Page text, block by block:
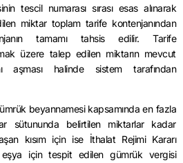
tescil numarası sırası esas alınarak
miktar toplam tarife kontenjanından
tamamı tahsis edilir. Tarife
üzere talep edilen miktarın mevcut
aşması halinde sistem tarafından
beyannamesi kapsamında en fazla
sütununda belirtilen miktarlar kadar
kısım için ise İthalat Rejimi Kararı
için tespit edilen gümrük vergisi